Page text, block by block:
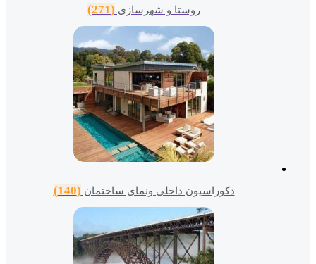
روستا و شهرسازی (271)
دکوراسیون داخلی ونمای ساختمان (140)